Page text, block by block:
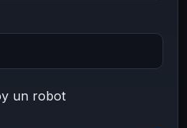
un robot